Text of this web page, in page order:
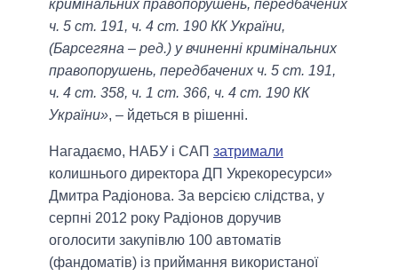
кримінальних правопорушень, передбачених
ч. 5 ст. 191, ч. 4 ст. 190 КК України,
(Барсегяна – ред.) у вчиненні кримінальних
правопорушень, передбачених ч. 5 ст. 191,
ч. 4 ст. 358, ч. 1 ст. 366, ч. 4 ст. 190 КК
України», – йдеться в рішенні.
Нагадаємо, НАБУ і САП затримали
колишнього директора ДП Укрекоресурси»
Дмитра Радіонова. За версією слідства, у
серпні 2012 року Радіонов доручив
оголосити закупівлю 100 автоматів
(фандоматів) із приймання використаної